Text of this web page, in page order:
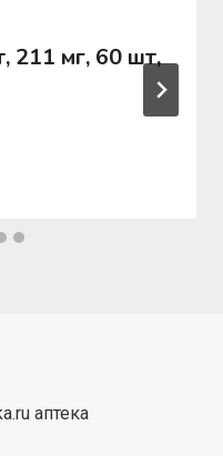
211 мг, 60 шт,
аптека